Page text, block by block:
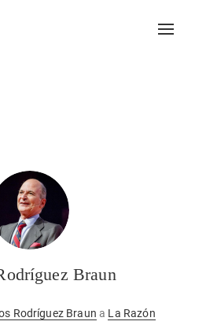
Braun
Rodríguez Braun a La Razón